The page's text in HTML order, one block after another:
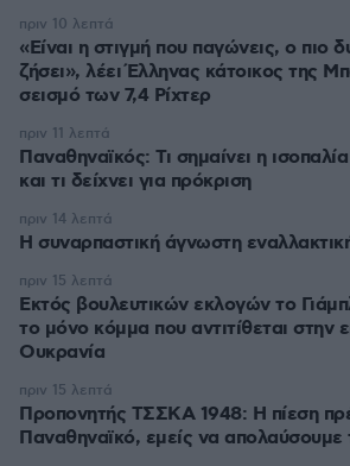
«Είναι η στιγμή που παγώνεις, ο πιο
ζήσει», λέει Έλληνας κάτοικος της
σεισμό των 7,4 Ρίχτερ
πριν 10 λεπτά
Παναθηναϊκός: Τι σημαίνει η
και τι δείχνει για πρόκριση
πριν 11 λεπτά
H συναρπαστική άγνωστη
πριν 14 λεπτά
Εκτός βουλευτικών εκλογών το
το μόνο κόμμα που αντιτίθεται στην
Ουκρανία
πριν 15 λεπτά
Προπονητής ΤΣΣΚΑ 1948: Η πίεση
Παναθηναϊκό, εμείς να απολαύσουμε
πριν 15 λεπτά